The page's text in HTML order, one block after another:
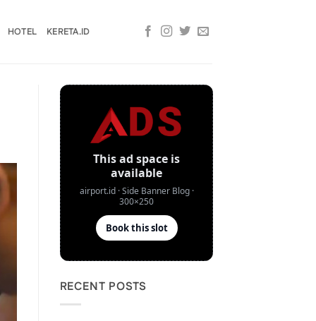
HOTEL KERETA.ID
RECENT POSTS